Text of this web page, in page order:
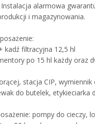
Instalacja alarmowa
i magazynowania.
kadź filtracyjna 12,5 hl
po 15 hl każdy oraz
stacja CIP, wymiennik
do butelek, etykieciarka
pompy do cieczy,